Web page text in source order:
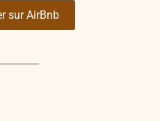
sur AirBnb